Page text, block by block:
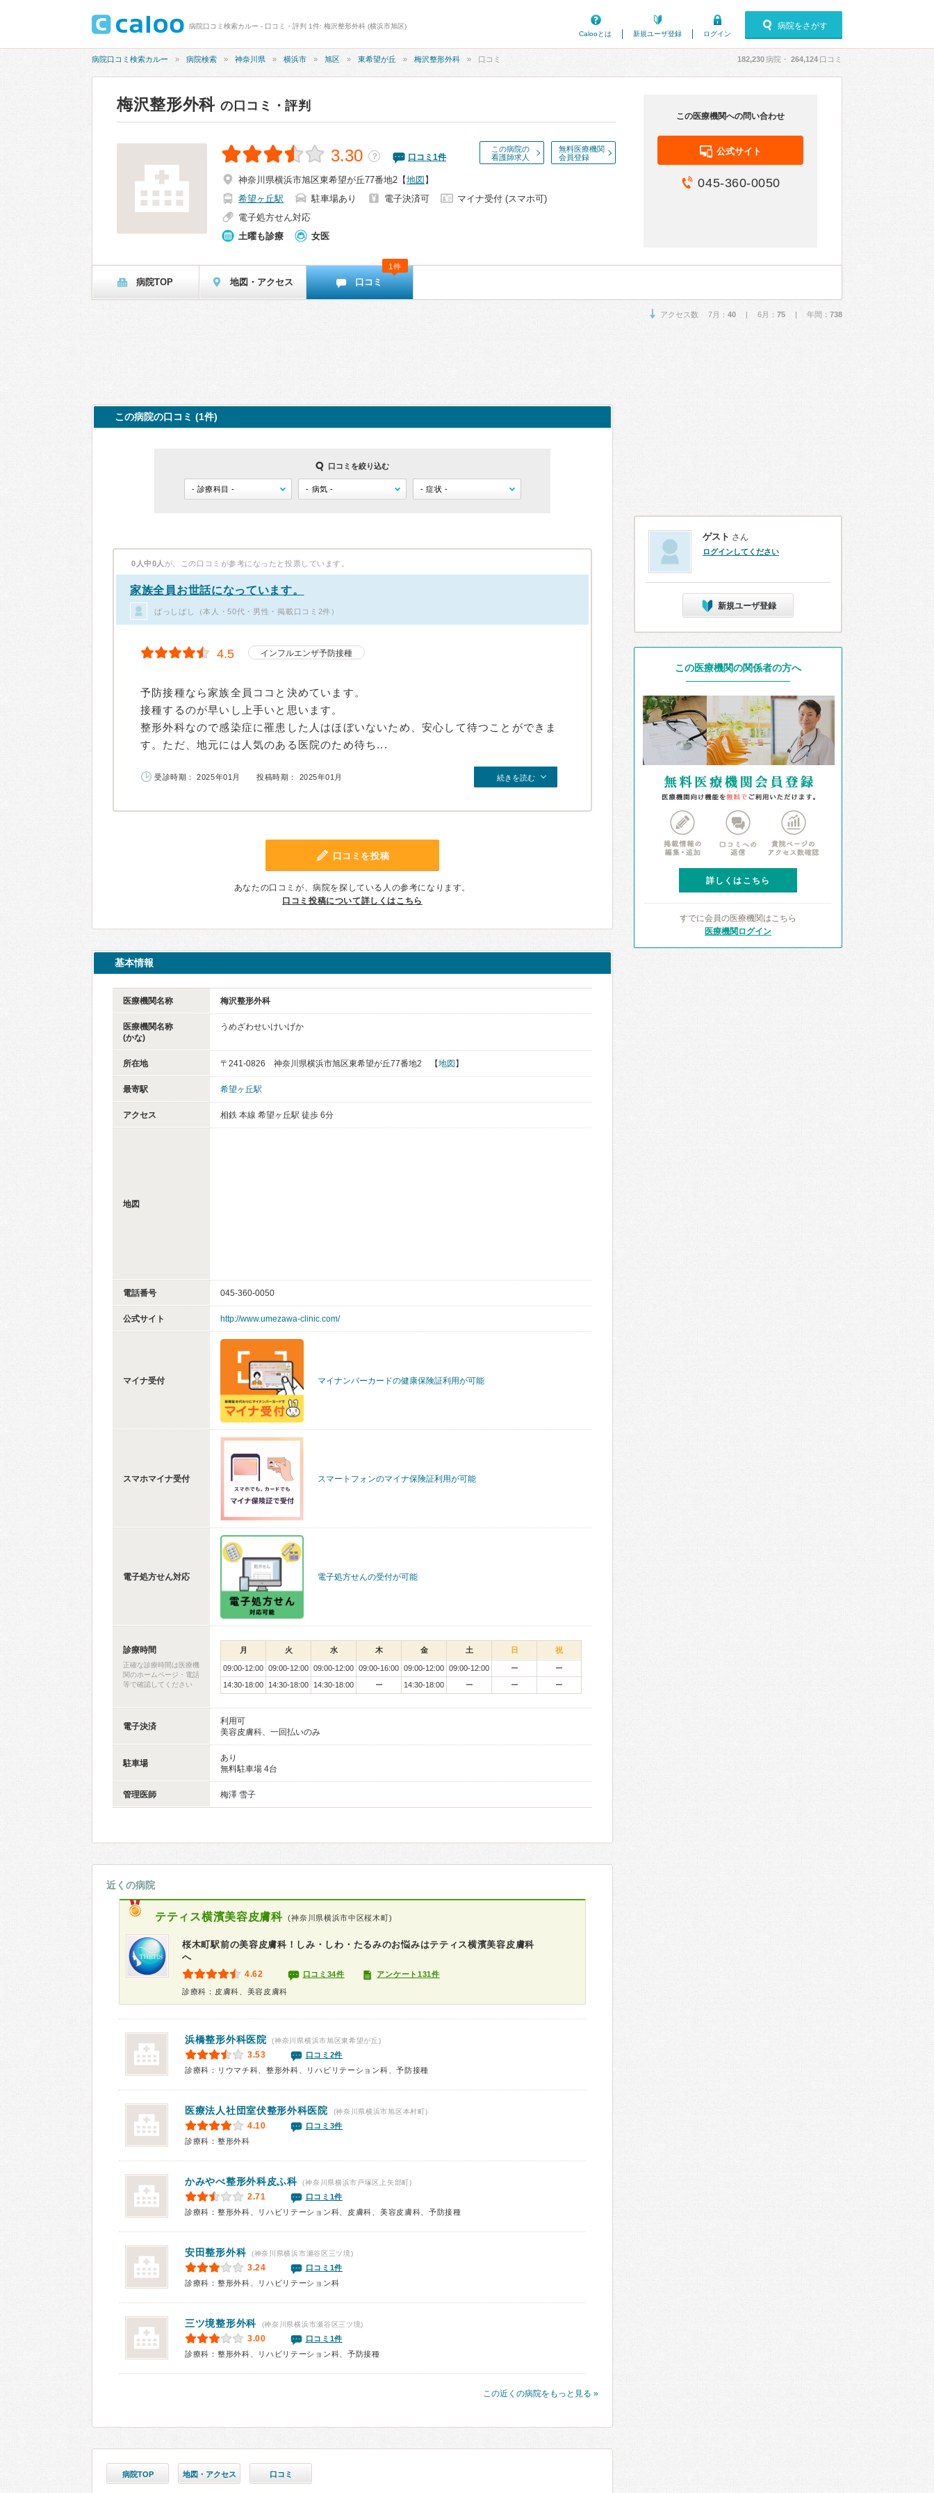
病院口コミ検索カルー - 口コミ・評判 1件: 梅沢整形外科 (横浜市旭区)
Calooとは
新規ユーザ登録 ログイン
病院をさがす
病院口コミ検索カルー 病院検索 神奈川県 横浜市 旭区 東希望が丘 梅沢整形外科 口コミ 182,230病院・ 264,124 口コミ
梅沢整形外科 の口コミ・評判
この病院の
看護師求人
無料医療機関
会員登録
3.30 ？ 口コミ 1件
神奈川県横浜市旭区東希望が丘77番地2 【地図 】
希望ヶ丘駅
駐車場あり 電子決済可
マイナ受付 (スマホ可)
電子処方せん対応
土曜も診療
女医
この医療機関への問い合わせ
公式サイト
045-360-0050
病院TOP 地図・アクセス 口コミ
1件
アクセス数 7月： 40 | 6月： 75 | 年間： 738
この病院の口コミ (1件)
口コミを絞り込む
0人中0人 が、この口コミが参考になったと投票しています。
家族全員お世話になっています。
ばっしばし（本人・50代・男性・掲載口コミ2件）
4.5 インフルエンザ予防接種
予防接種なら家族全員ココと決めています。
接種するのが早いし上手いと思います。
整形外科なので感染症に罹患した人はほぼいないため、安心して待つことができま
す。ただ、地元には人気のある医院のため待ち...
受診時期： 2025年01月 投稿時期： 2025年01月 続きを読む
口コミを投稿
あなたの口コミが、病院を探している人の参考になります。
口コミ投稿について詳しくはこちら
基本情報
医療機関名称 梅沢整形外科
医療機関名称
(かな)
うめざわせいけいげか
所在地 〒241-0826 神奈川県横浜市旭区東希望が丘77番地2 【地図 】
最寄駅 希望ヶ丘駅
アクセス 相鉄 本線 希望ヶ丘駅 徒歩 6分
地図
電話番号 045-360-0050
公式サイト http://www.umezawa-clinic.com/
マイナ受付 マイナンバーカードの健康保険証利用が可能
スマホマイナ受付 スマートフォンのマイナ保険証利用が可能
電子処方せん対応 電子処方せんの受付が可能
診療時間
正確な診療時間は医療機
関のホームページ・電話
等で確認してください
月 火 水 木 金 土 日 祝
09:00-12:00 09:00-12:00 09:00-12:00 09:00-16:00 09:00-12:00 09:00-12:00 ー
ー
14:30-18:00
14:30-18:00 14:30-18:00 ー 14:30-18:00 ー ー ー
電子決済
利用可
美容皮膚科、一回払いのみ
駐車場
あり
無料駐車場 4台
管理医師 梅澤 雪子
近くの病院
テティス横濱美容皮膚科 (神奈川県横浜市中区桜木町)
桜木町駅前の美容皮膚科！しみ・しわ・たるみのお悩みはテティス横濱美容皮膚科
へ
4.62 口コミ34件 アンケート131件
診療科：皮膚科、美容皮膚科
浜橋整形外科医院 (神奈川県横浜市旭区東希望が丘)
3.53
口コミ2件
診療科：リウマチ科、整形外科、リハビリテーション科、予防接種
医療法人社団室伏整形外科医院 (神奈川県横浜市旭区本村町)
4.10
口コミ3件
診療科：整形外科
かみやべ整形外科皮ふ科 (神奈川県横浜市戸塚区上矢部町)
2.71
口コミ1件
診療科：整形外科、リハビリテーション科、皮膚科、美容皮膚科、予防接種
安田整形外科 (神奈川県横浜市瀬谷区三ツ境)
3.24
口コミ1件
診療科：整形外科、リハビリテーション科
三ツ境整形外科 (神奈川県横浜市瀬谷区三ツ境)
3.00
口コミ1件
診療科：整形外科、リハビリテーション科、予防接種
この近くの病院をもっと見る »
病院TOP 地図・アクセス 口コミ
ゲスト さん
ログインしてください
新規ユーザ登録
この医療機関の関係者の方へ
詳しくはこちら
すでに会員の医療機関はこちら
医療機関ログイン